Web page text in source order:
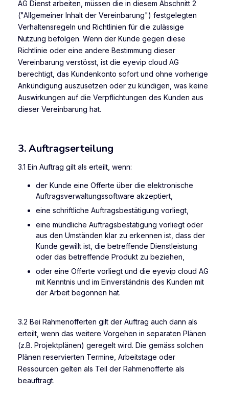
AG Dienst arbeiten, müssen die in diesem Abschnitt 2
("Allgemeiner Inhalt der Vereinbarung") festgelegten
Verhaltensregeln und Richtlinien für die zulässige
Nutzung befolgen. Wenn der Kunde gegen diese
Richtlinie oder eine andere Bestimmung dieser
Vereinbarung verstösst, ist die eyevip cloud AG
berechtigt, das Kundenkonto sofort und ohne vorherige
Ankündigung auszusetzen oder zu kündigen, was keine
Auswirkungen auf die Verpflichtungen des Kunden aus
dieser Vereinbarung hat.
3. Auftragserteilung
3.1 Ein Auftrag gilt als erteilt, wenn:
der Kunde eine Offerte über die elektronische
Auftragsverwaltungssoftware akzeptiert,
eine schriftliche Auftragsbestätigung vorliegt,
eine mündliche Auftragsbestätigung vorliegt oder
aus den Umständen klar zu erkennen ist, dass der
Kunde gewillt ist, die betreffende Dienstleistung
oder das betreffende Produkt zu beziehen,
oder eine Offerte vorliegt und die eyevip cloud AG
mit Kenntnis und im Einverständnis des Kunden mit
der Arbeit begonnen hat.
3.2 Bei Rahmenofferten gilt der Auftrag auch dann als
erteilt, wenn das weitere Vorgehen in separaten Plänen
(z.B. Projektplänen) geregelt wird. Die gemäss solchen
Plänen reservierten Termine, Arbeitstage oder
Ressourcen gelten als Teil der Rahmenofferte als
beauftragt.